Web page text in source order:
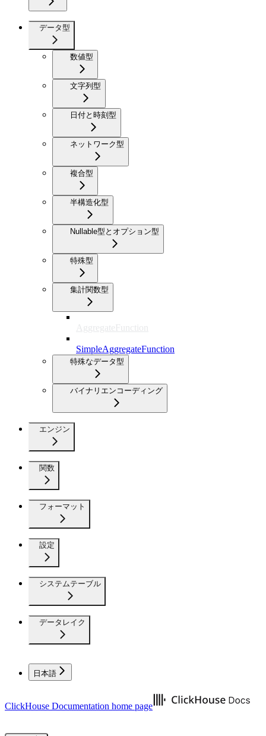
データ型
数値型
文字列型
日付と時刻型
ネットワーク型
複合型
半構造化型
Nullable型とオプション型
特殊型
集計関数型
AggregateFunction
SimpleAggregateFunction
特殊なデータ型
バイナリエンコーディング
エンジン
関数
フォーマット
設定
システムテーブル
データレイク
日本語
ClickHouse Documentation home page